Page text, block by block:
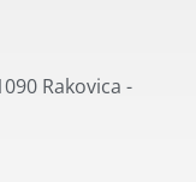
Rakovica -